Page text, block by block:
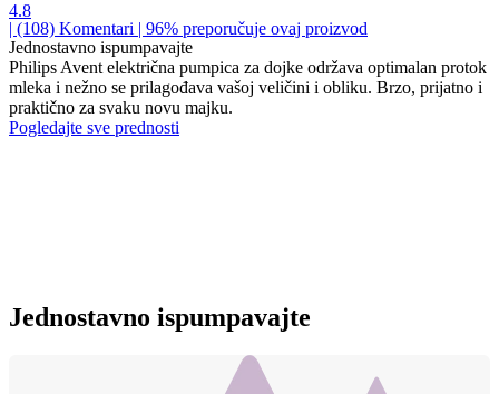
4.8
| (108) Komentari | 96% preporučuje ovaj proizvod
Jednostavno ispumpavajte
Philips Avent električna pumpica za dojke održava optimalan protok
mleka i nežno se prilagođava vašoj veličini i obliku. Brzo, prijatno i
praktično za svaku novu majku.
Pogledajte sve prednosti
Jednostavno ispumpavajte